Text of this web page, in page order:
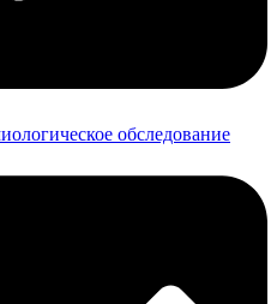
обследование